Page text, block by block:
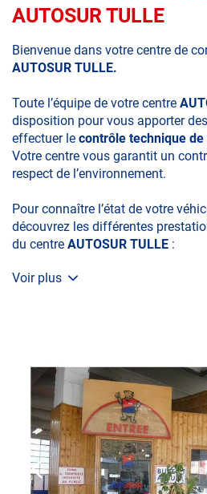
AUTOSUR TULLE
Bienvenue dans votre centre de
AUTOSUR TULLE.
Toute l’équipe de votre centre
disposition pour vous apporter
effectuer le contrôle technique
Votre centre vous garantit un
respect de l’environnement.
Pour connaître l’état de votre
découvrez les différentes
du centre AUTOSUR TULLE :
• le contrôle technique obligatoire
• le contrôle des véhicules
• le contrôle technique des
• le contrôle de la Catégorie L
roues, quad, voiturette, voiture
Voir plus